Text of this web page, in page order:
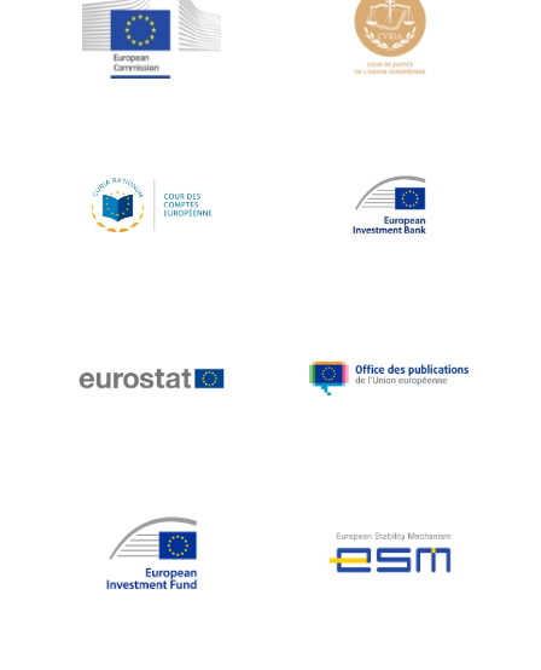
Jean-Louis Schiltz
Jean-Victor Louis
Johnny Åkerholm
Katharien L.C. Hunt
Klaus-Heiner Lehne
Koen LENAERTS
Lars Heikensten